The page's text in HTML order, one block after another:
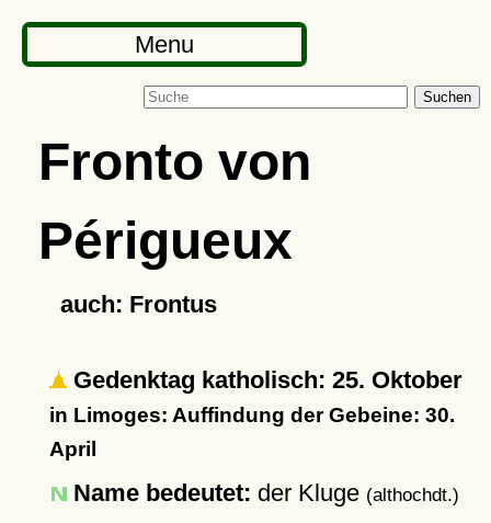
Menu
Suchen
Fronto von
Périgueux
auch: Frontus
Gedenktag katholisch: 25. Oktober
in Limoges: Auffindung der Gebeine: 30.
April
Name bedeutet: der Kluge (althochdt.)